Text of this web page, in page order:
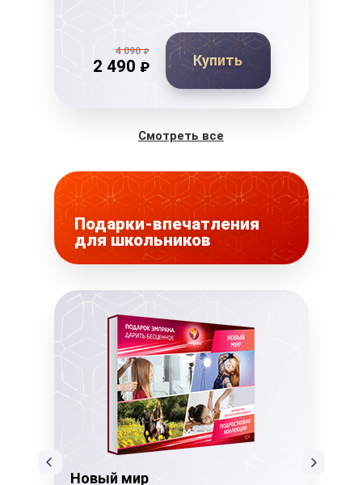
4 090₽
2 490 ₽ Купить
Смотреть все
Подарки-впечатления
для школьников
Новый мир